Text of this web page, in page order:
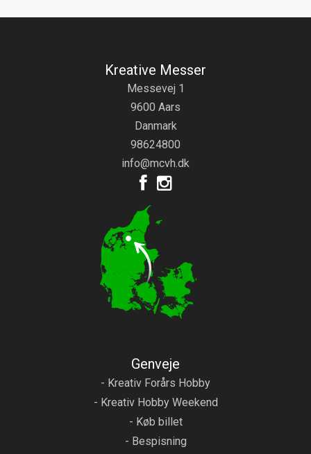
Kreative Messer
Messevej 1
9600 Aars
Danmark
98624800
info@mcvh.dk
Genveje
- Kreativ Forårs Hobby
- Kreativ Hobby Weekend
- Køb billet
- Bespisning